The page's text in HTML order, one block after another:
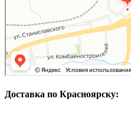
Доставка по Красноярску: